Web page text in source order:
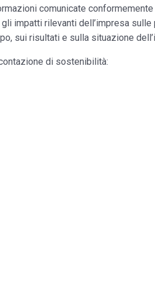
comunicate
impatti rilevanti dell’impresa sulle
sui risultati e sulla situazione
di sostenibilità: